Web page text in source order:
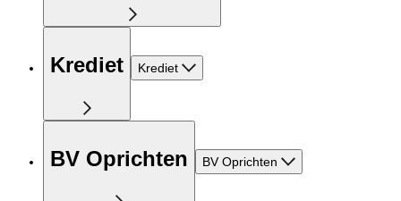
Krediet Krediet
BV Oprichten BV Oprichten